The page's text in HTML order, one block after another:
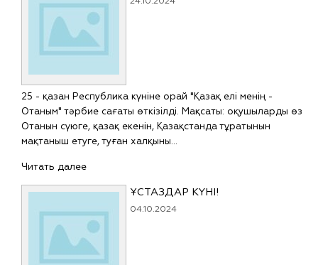
25 - қазан Республика күніне орай "Қазақ елі менің -
Отаным" тәрбие сағаты өткізілді. Мақсаты: оқушыларды өз
Отанын сүюге, қазақ екенін, Қазақстанда тұратынын
мақтаныш етуге, туған халқыны…
Читать далее
ҰСТАЗДАР КҮНІ!
04.10.2024